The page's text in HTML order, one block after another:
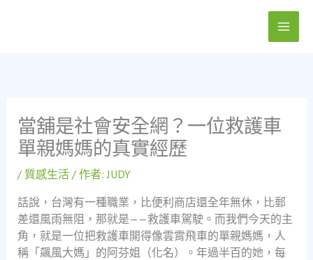
當舖是社會安全網？一位救護車
單親媽媽的真實經歷
/ 質感生活/ 作者:JUDY
話說，台灣有一種職業，比便利商店還全年無休，比郵
差還風雨無阻，那就是——救護車駕駛。而我們今天的主
角，就是一位把救護車開得像雲霄飛車的單親媽媽，人
稱「飆風大媽」的阿芬姐（化名）。年過半百的她，每